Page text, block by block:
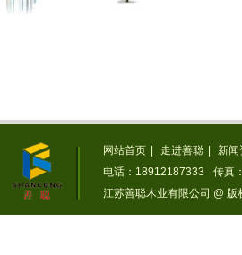
网站首页 | 走进善聪 | 新闻
电话：18912187333
传真
江苏善聪木业有限公司 @ 版